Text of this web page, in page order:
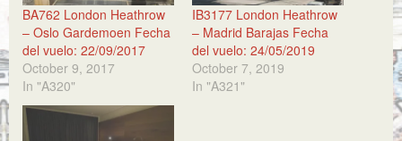
BA762 London Heathrow
– Oslo Gardemoen Fecha
del vuelo: 22/09/2017
October 9, 2017
In "A320"
IB3177 London Heathrow
– Madrid Barajas Fecha
del vuelo: 24/05/2019
October 7, 2019
In "A321"